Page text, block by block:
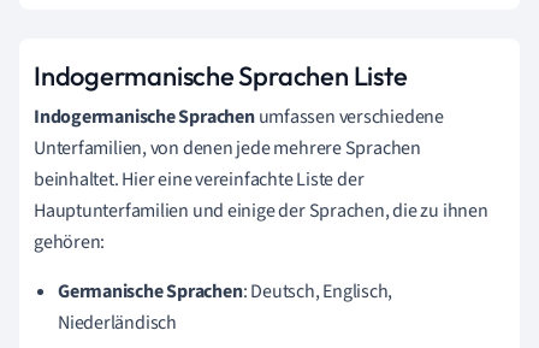
Indogermanische Sprachen Liste
Indogermanische Sprachenumfassen verschiedene
Unterfamilien, von denen jede mehrere Sprachen
beinhaltet. Hier eine vereinfachte Liste der
Hauptunterfamilien und einige der Sprachen, die zu ihnen
gehören:
Germanische Sprachen: Deutsch, Englisch,
Niederländisch